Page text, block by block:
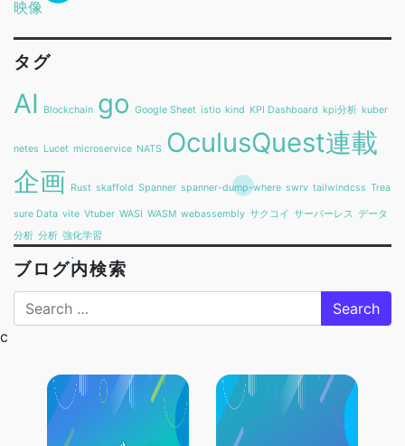
映像
タグ
AI Blockchain go Google Sheet istio kind KPI Dashboard kpi分析 kuber
netes Lucet microservice NATS OculusQuest連載
企画 Rust skaffold Spanner spanner-dump-where swrv tailwindcss Trea
sure Data vite Vtuber WASI WASM webassembly サクコイ サーバーレス データ
分析 分析 強化学習
ブログ内検索
Search
c